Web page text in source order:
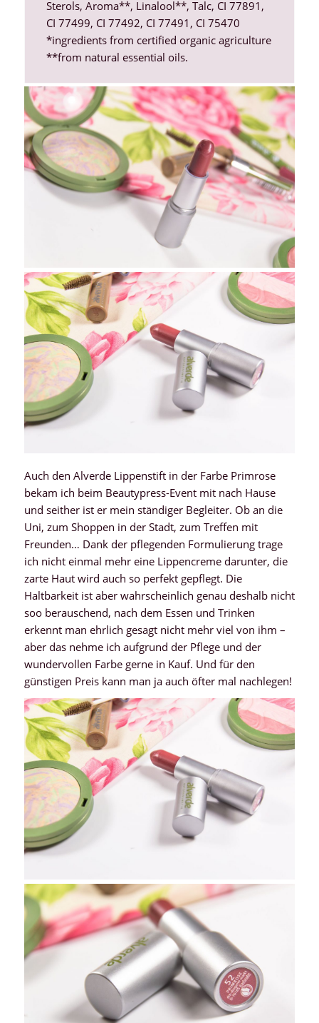
Sterols, Aroma**, Linalool**, Talc, CI 77891,
CI 77499, CI 77492, CI 77491, CI 75470
*ingredients from certified organic agriculture
**from natural essential oils.
Auch den Alverde Lippenstift in der Farbe Primrose
bekam ich beim Beautypress-Event mit nach Hause
und seither ist er mein ständiger Begleiter. Ob an die
Uni, zum Shoppen in der Stadt, zum Treffen mit
Freunden… Dank der pflegenden Formulierung trage
ich nicht einmal mehr eine Lippencreme darunter, die
zarte Haut wird auch so perfekt gepflegt. Die
Haltbarkeit ist aber wahrscheinlich genau deshalb nicht
soo berauschend, nach dem Essen und Trinken
erkennt man ehrlich gesagt nicht mehr viel von ihm –
aber das nehme ich aufgrund der Pflege und der
wundervollen Farbe gerne in Kauf. Und für den
günstigen Preis kann man ja auch öfter mal nachlegen!